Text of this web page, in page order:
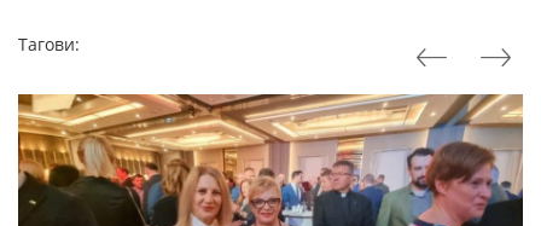
Тагови: